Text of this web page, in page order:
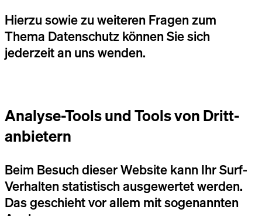
Hierzu sowie zu weiteren Fragen zum
Thema Datenschutz können Sie sich
jederzeit an uns wenden.
Analyse-Tools und Tools von Dritt­
anbietern
Beim Besuch dieser Website kann Ihr Surf-
Verhalten statistisch ausgewertet werden.
Das geschieht vor allem mit sogenannten